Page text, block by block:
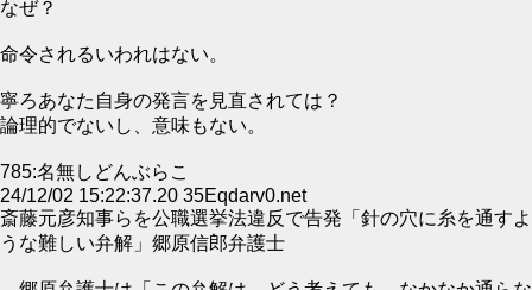
なぜ？
命令されるいわれはない。
寧ろあなた自身の発言を見直されては？
論理的でないし、意味もない。
785:名無しどんぶらこ
24/12/02 15:22:37.20 35Eqdarv0.net
斎藤元彦知事らを公職選挙法違反で告発「針の穴に糸を通すよ
うな難しい弁解」郷原信郎弁護士